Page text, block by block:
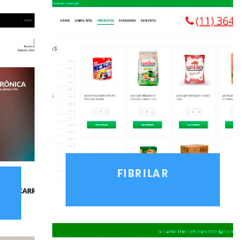
FIBRILAR